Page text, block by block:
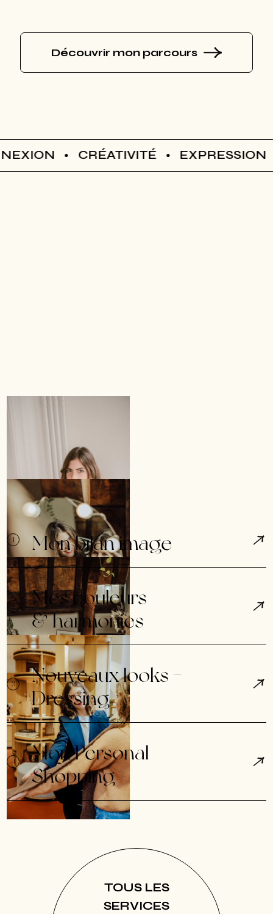
Découvrir mon parcours
CRÉATIVITÉ EXPRESSION
PRESTATIONS
DE SERVICE
1 Mon bilan image
2
Mes couleurs
& harmonies
3
Nouveaux looks -
Dressing
4
Mon Personal
Shopping
TOUS LES
SERVICES